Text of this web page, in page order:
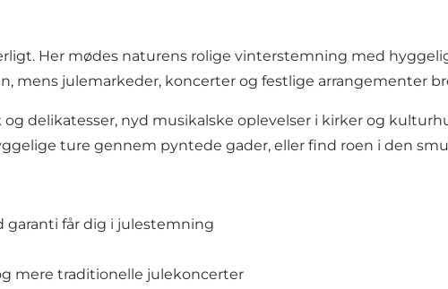
Her mødes naturens rolige vinterstemning med
mens julemarkeder, koncerter og festlige arrangementer
delikatesser, nyd musikalske oplevelser i kirker og
ture gennem pyntede gader, eller find roen i den
garanti får dig i julestemning
mere traditionelle julekoncerter